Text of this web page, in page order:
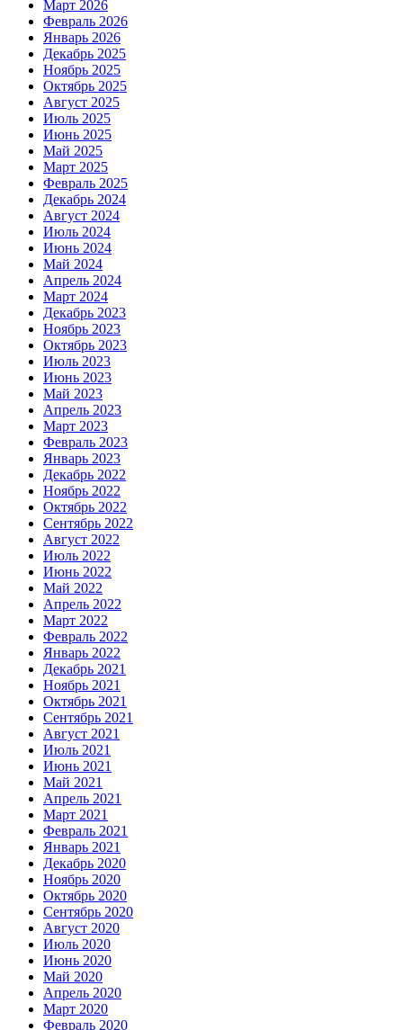
Март 2026
Февраль 2026
Январь 2026
Декабрь 2025
Ноябрь 2025
Октябрь 2025
Август 2025
Июль 2025
Июнь 2025
Май 2025
Март 2025
Февраль 2025
Декабрь 2024
Август 2024
Июль 2024
Июнь 2024
Май 2024
Апрель 2024
Март 2024
Декабрь 2023
Ноябрь 2023
Октябрь 2023
Июль 2023
Июнь 2023
Май 2023
Апрель 2023
Март 2023
Февраль 2023
Январь 2023
Декабрь 2022
Ноябрь 2022
Октябрь 2022
Сентябрь 2022
Август 2022
Июль 2022
Июнь 2022
Май 2022
Апрель 2022
Март 2022
Февраль 2022
Январь 2022
Декабрь 2021
Ноябрь 2021
Октябрь 2021
Сентябрь 2021
Август 2021
Июль 2021
Июнь 2021
Май 2021
Апрель 2021
Март 2021
Февраль 2021
Январь 2021
Декабрь 2020
Ноябрь 2020
Октябрь 2020
Сентябрь 2020
Август 2020
Июль 2020
Июнь 2020
Май 2020
Апрель 2020
Март 2020
Февраль 2020